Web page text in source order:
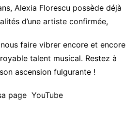
Alexia Florescu possède déjà
d’une artiste confirmée,
faire vibrer encore et encore
talent musical. Restez à
ascension fulgurante !
page YouTube